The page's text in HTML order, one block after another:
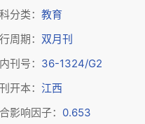
分类： 教育
周期： 双月刊
刊号： 36-1324/G2
开本： 江西
影响因子： 0.653